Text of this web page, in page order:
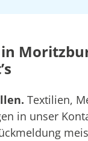
Textilien,
in unser